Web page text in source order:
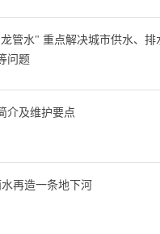
管水" 重点解决城市供水、排
问题
介及维护要点
再造一条地下河